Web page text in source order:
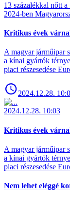
13 százalékkal nőtt
2024-ben
Kritikus évek
A magyar járműipar
a kínai gyártók
piaci részesedése
2024.12.28.
2024.12.28. 10:03
Kritikus évek
A magyar járműipar
a kínai gyártók
piaci részesedése
Nem lehet eléggé